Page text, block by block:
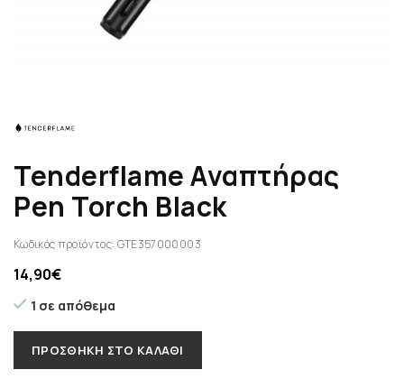
Tenderflame Αναπτήρας
Pen Torch Black
Κωδικός προϊόντος: GTE357000003
14,90€
1 σε απόθεμα
ΠΡΟΣΘΉΚΗ ΣΤΟ ΚΑΛΆΘΙ